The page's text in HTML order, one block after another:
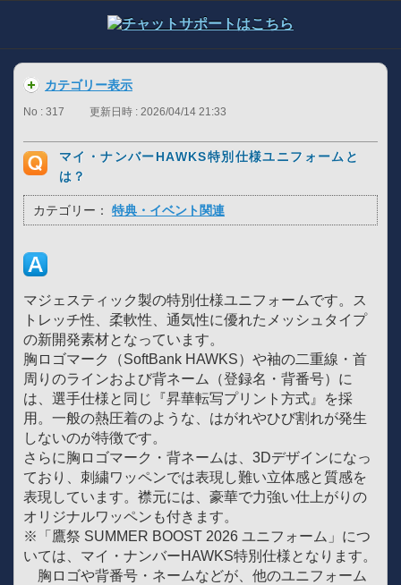
カテゴリー表示
No : 317 更新日時 : 2026/04/14 21:33
マイ・ナンバーHAWKS特別仕様ユニフォームと
は？
カテゴリー： 特典・イベント関連
マジェスティック製の特別仕様ユニフォームです。ス
トレッチ性、柔軟性、通気性に優れたメッシュタイプ
の新開発素材となっています。
胸ロゴマーク（SoftBank HAWKS）や袖の二重線・首
周りのラインおよび背ネーム（登録名・背番号）に
は、選手仕様と同じ『昇華転写プリント方式』を採
用。一般の熱圧着のような、はがれやひび割れが発生
しないのが特徴です。
さらに胸ロゴマーク・背ネームは、3Dデザインになっ
ており、刺繍ワッペンでは表現し難い立体感と質感を
表現しています。襟元には、豪華で力強い仕上がりの
オリジナルワッペンも付きます。
※「鷹祭 SUMMER BOOST 2026 ユニフォーム」につ
いては、マイ・ナンバーHAWKS特別仕様となります。
胸ロゴや背番号・ネームなどが、他のユニフォーム